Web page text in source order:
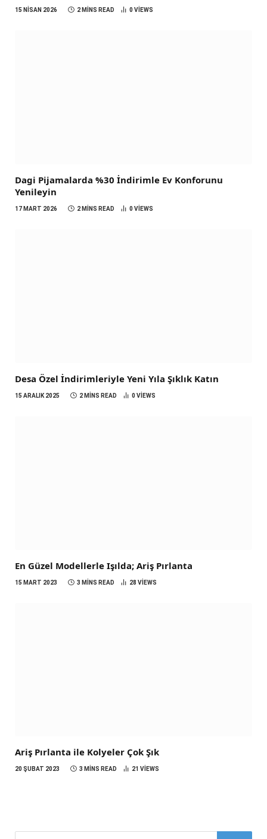
15 NISAN 2026 2 MINS READ 0 VIEWS
Dagi Pijamalarda %30 İndirimle Ev Konforunu
Yenileyin
17 MART 2026 2 MINS READ 0 VIEWS
Desa Özel İndirimleriyle Yeni Yıla Şıklık Katın
15 ARALIK 2025 2 MINS READ 0 VIEWS
En Güzel Modellerle Işılda; Ariş Pırlanta
15 MART 2023 3 MINS READ 28 VIEWS
Ariş Pırlanta ile Kolyeler Çok Şık
20 ŞUBAT 2023 3 MINS READ 21 VIEWS